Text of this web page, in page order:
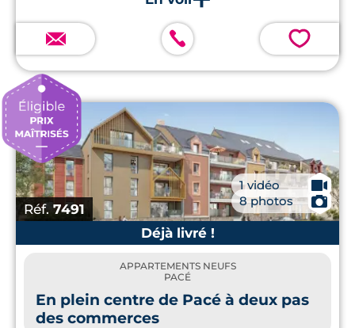
Sévigné.
💗
Réf. 7491
1 vidéo 🎥
8 photos
📷
Déjà livré !
APPARTEMENTS NEUFS
PACÉ
En plein centre de Pacé à deux pas
des commerces